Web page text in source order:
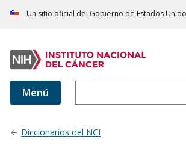
Un sitio oficial del Gobierno de Estados
Menú
Diccionarios del NCI